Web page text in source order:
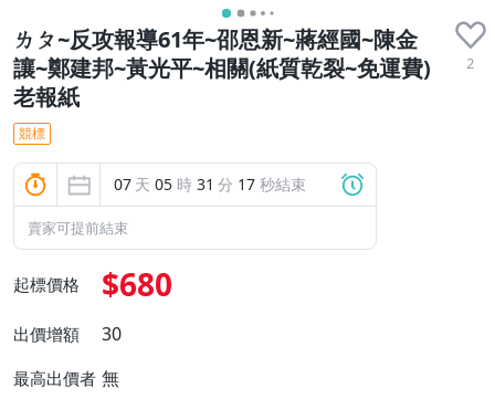
ㄌㄆ~反攻報導61年~邵恩新~蔣經國~陳金
讓~鄭建邦~黃光平~相關(紙質乾裂~免運費)
老報紙
2
競標
07 天 05 時 31 分 15 秒結束
賣家可提前結束
起標價格 $680
出價增額 30
最高出價者 無